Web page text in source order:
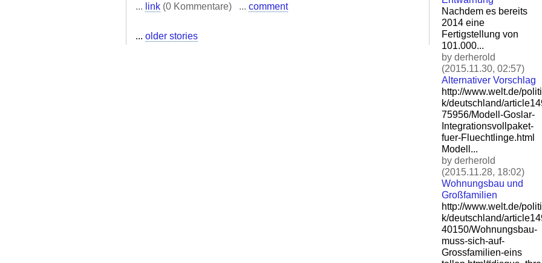
... link (0 Kommentare) ... comment
... older stories
Nachdem es bereits
2014 eine
Fertigstellung von
101.000...
by derherold
(2015.11.30, 02:57)
Alternativer Vorschlag
http://www.welt.de/politi
k/deutschland/
75956/Modell-Goslar-
Integrationsvollpaket-
fuer-Fluechtlinge.html
Modell...
by derherold
(2015.11.28, 18:02)
Wohnungsbau und
Großfamilien
http://www.welt.de/politi
k/deutschland/
40150/Wohnungsbau-
muss-sich-auf-
Grossfamilien-eins